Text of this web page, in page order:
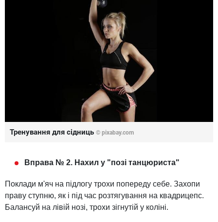
Тренування для сідниць © pixabay.com
Вправа № 2. Нахил у "позі танцюриста"
Поклади м'яч на підлогу трохи попереду себе. Захопи
праву ступню, як і під час розтягування на квадрицепс.
Балансуй на лівій нозі, трохи зігнутій у коліні.